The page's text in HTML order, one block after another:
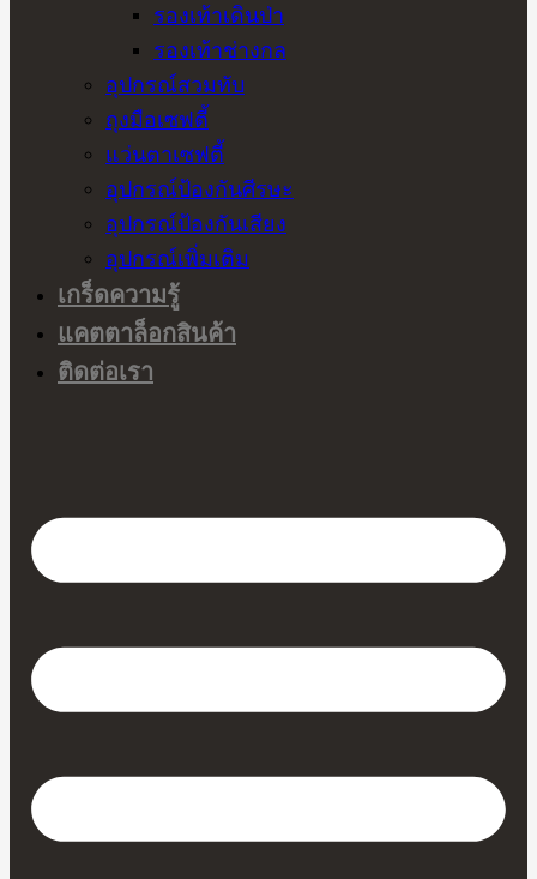
รองเท้าเดินป่า
รองเท้าช่างกล
อุปกรณ์สวมทับ
ถุงมือเซฟตี้
แว่นตาเซฟตี้
อุปกรณ์ป้องกันศีรษะ
อุปกรณ์ป้องกันเสียง
อุปกรณ์เพิ่มเติม
เกร็ดความรู้
แคตตาล็อกสินค้า
ติดต่อเรา